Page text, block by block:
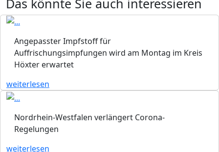
Angepasster Impfstoff für
Auffrischungsimpfungen wird am Montag im Kreis
Höxter erwartet
weiterlesen
Nordrhein-Westfalen verlängert Corona-
Regelungen
weiterlesen